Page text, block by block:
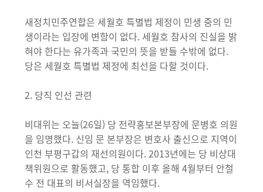
새정치민주연합은 세월호 특별법 제정이 민생 중의 민
생이라는 입장에 변함이 없다. 세월호 참사의 진실을 밝
혀야 한다는 유가족과 국민의 뜻을 받들 수밖에 없다.
당은 세월호 특별법 제정에 최선을 다할 것이다.
2. 당직 인선 관련
비대위는 오늘(26일) 당 전략홍보본부장에 문병호 의원
을 임명했다. 신임 문 본부장은 변호사 출신으로 지역이
인천 부평구갑의 재선의원이다. 2013년에는 당 비상대
책위원으로 활동했고, 당 통합 이후 올해 4월부터 안철
수 전 대표의 비서실장을 역임했다.